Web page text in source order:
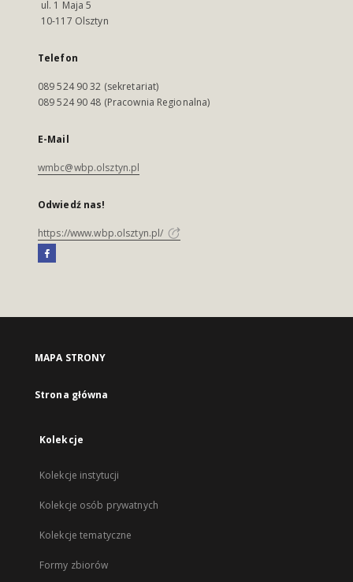
ul. 1 Maja 5
10-117 Olsztyn
Telefon
089 524 90 32 (sekretariat)
089 524 90 48 (Pracownia Regionalna)
E-Mail
wmbc@wbp.olsztyn.pl
Odwiedź nas!
https://www.wbp.olsztyn.pl/
MAPA STRONY
Strona główna
Kolekcje
Kolekcje instytucji
Kolekcje osób prywatnych
Kolekcje tematyczne
Formy zbiorów